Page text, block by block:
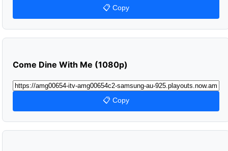
📋 Copy
Come Dine With Me (1080p)
📋 Copy